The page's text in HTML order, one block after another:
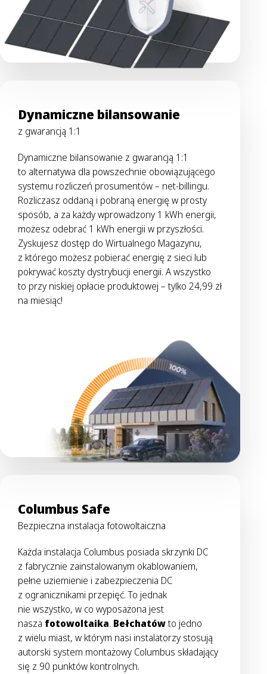
Dynamiczne bilansowanie
z gwarancją 1:1
Dynamiczne bilansowanie z gwarancją 1:1
to alternatywa dla powszechnie obowiązującego
systemu rozliczeń prosumentów – net-billingu.
Rozliczasz oddaną i pobraną energię w prosty
sposób, a za każdy wprowadzony 1 kWh energii,
możesz odebrać 1 kWh energii w przyszłości.
Zyskujesz dostęp do Wirtualnego Magazynu,
z którego możesz pobierać energię z sieci lub
pokrywać koszty dystrybucji energii. A wszystko
to przy niskiej opłacie produktowej – tylko 24,99 zł
na miesiąc!
Columbus Safe
Bezpieczna instalacja fotowoltaiczna
Każda instalacja Columbus posiada skrzynki DC
z fabrycznie zainstalowanym okablowaniem,
pełne uziemienie i zabezpieczenia DC
z ogranicznikami przepięć. To jednak
nie wszystko, w co wyposażona jest
nasza fotowoltaika. Bełchatówto jedno
z wielu miast, w którym nasi instalatorzy stosują
autorski system montażowy Columbus składający
się z 90 punktów kontrolnych.